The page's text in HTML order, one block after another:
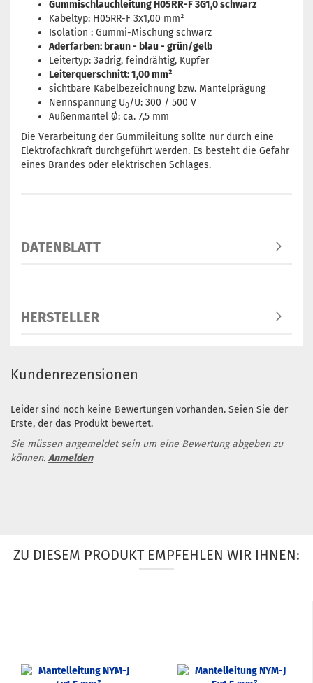
Gummischlauchleitung H05RR-F 3G1,0 schwarz
Kabeltyp: H05RR-F 3x1,00 mm²
Isolation : Gummi-Mischung schwarz
Aderfarben: braun - blau - grün/gelb
Leitertyp: 3adrig, feindrähtig, Kupfer
Leiterquerschnitt: 1,00 mm²
sichtbare Kabelbezeichnung bzw. Mantelprägung
Nennspannung U0/U: 300 / 500 V
Außenmantel Ø: ca. 7,5 mm
Die Verarbeitung der Gummileitung sollte nur durch eine
Elektrofachkraft durchgeführt werden. Es besteht die Gefahr
eines Brandes oder elektrischen Schlages.
DATENBLATT
HERSTELLER
Kundenrezensionen
Leider sind noch keine Bewertungen vorhanden. Seien Sie der
Erste, der das Produkt bewertet.
Sie müssen angemeldet sein um eine Bewertung abgeben zu
können. Anmelden
ZU DIESEM PRODUKT EMPFEHLEN WIR IHNEN: